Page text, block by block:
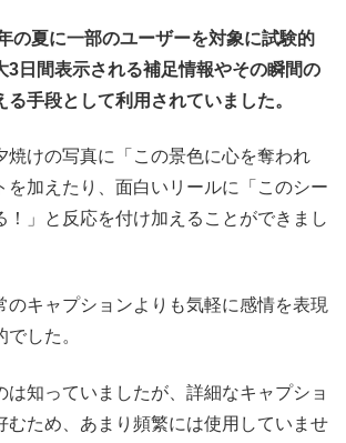
の夏に一部のユーザーを対象に試験的
3日間表示される補足情報やその瞬間の
手段として利用されていました。
焼けの写真に「この景色に心を奪われ
を加えたり、面白いリールに「このシー
！」と反応を付け加えることができまし
のキャプションよりも気軽に感情を表現
した。
は知っていましたが、詳細なキャプショ
むため、あまり頻繁には使用していませ